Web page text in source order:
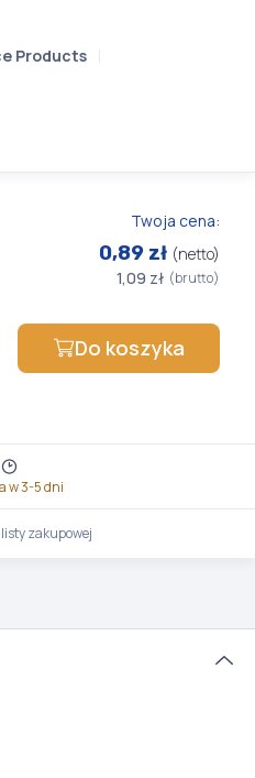
Products
Twoja cena:
0,89 zł (netto)
1,09 zł (brutto)
Do koszyka
w 3-5 dni
zakupowej